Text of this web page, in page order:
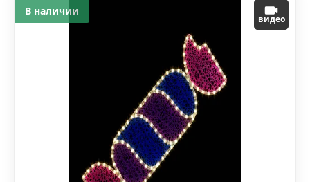
видео
В наличии